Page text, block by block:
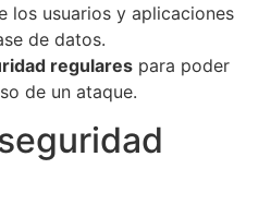
los usuarios y aplicaciones
de datos.
regulares para poder
de un ataque.